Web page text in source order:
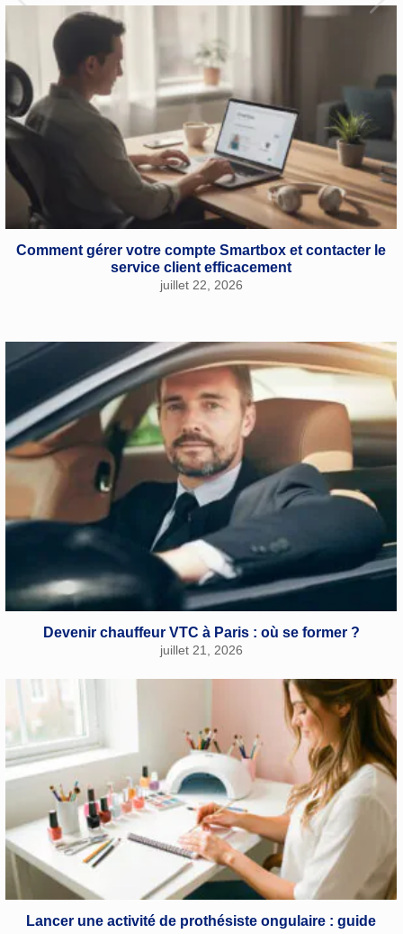
Comment gérer votre compte Smartbox et contacter le
service client efficacement
juillet 22, 2026
Devenir chauffeur VTC à Paris : où se former ?
juillet 21, 2026
Lancer une activité de prothésiste ongulaire : guide